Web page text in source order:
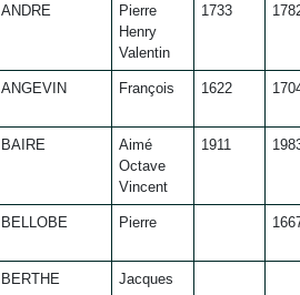
ANDRE
Pierre
Henry
Valentin
1733
ANGEVIN François 1622
BAIRE
Aimé
Octave
Vincent
1911
BELLOBE Pierre
BERTHE Jacques